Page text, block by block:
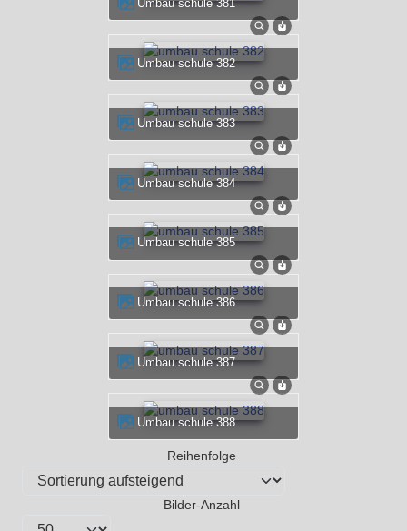
umbau schule 381
umbau schule 382
umbau schule 383
umbau schule 384
umbau schule 385
umbau schule 386
umbau schule 387
umbau schule 388
Reihenfolge
Bilder-Anzahl